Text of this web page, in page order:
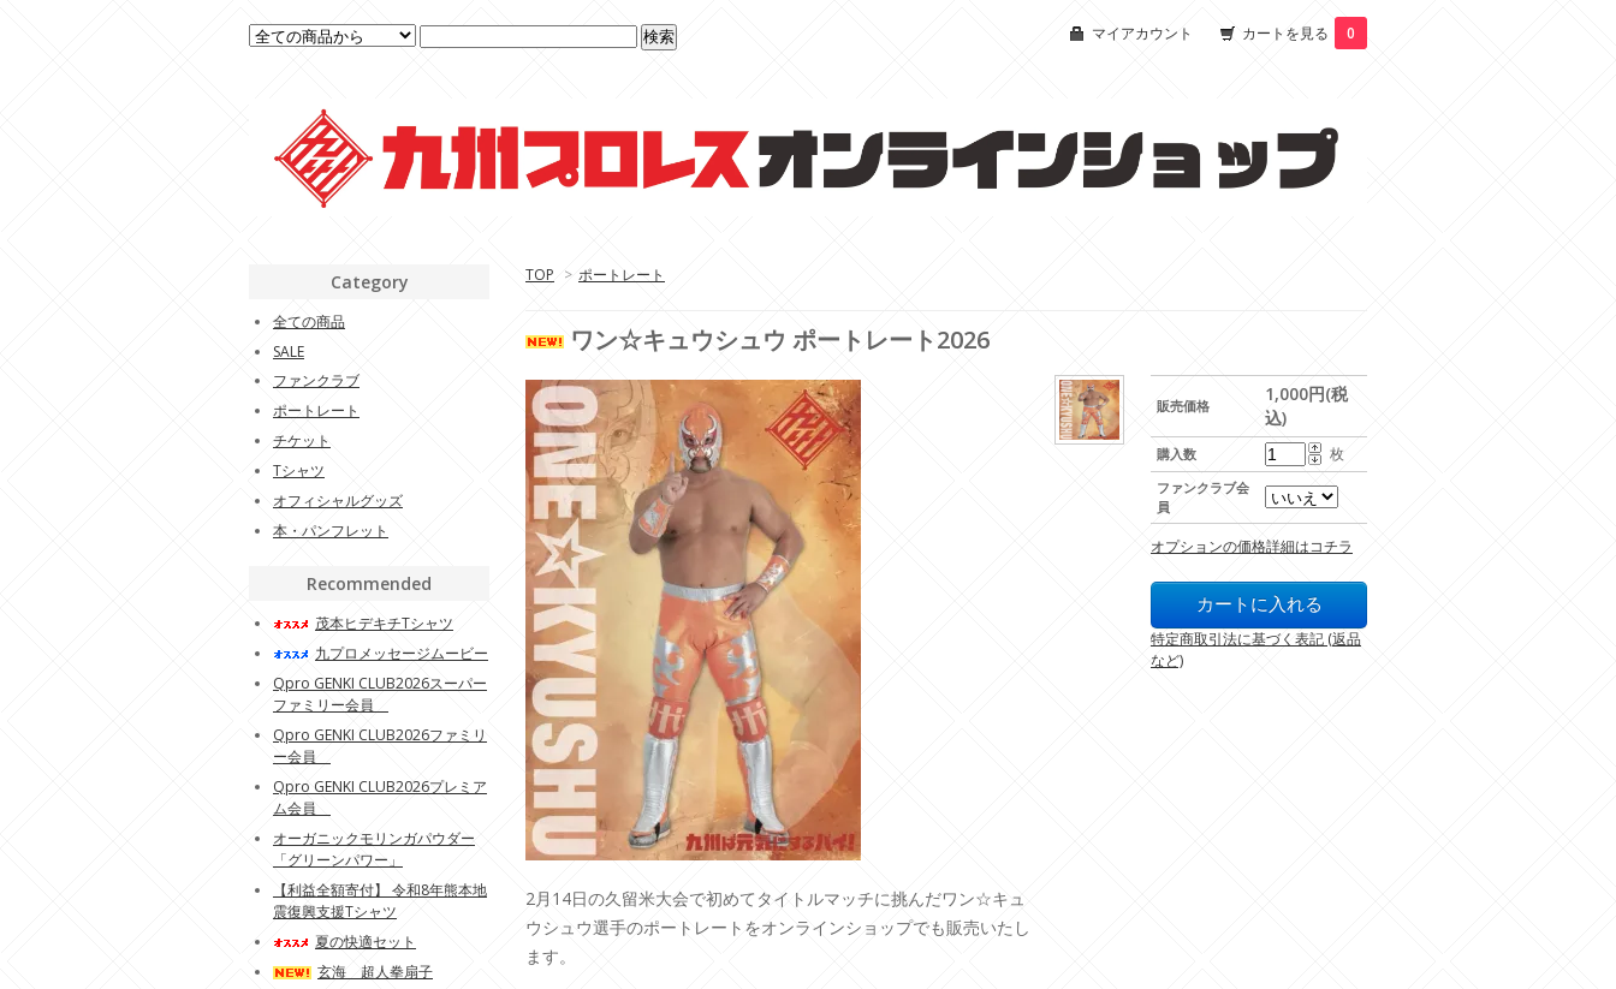
マイアカウント カートを見る 0
TOP > ポートレート
ワン☆キュウシュウ ポートレート2026
販売価格
1,000円(税
込)
購入数 枚
ファンクラブ会
員
オプションの価格詳細はコチラ
特定商取引法に基づく表記 (返品
など)
2月14日の久留米大会で初めてタイトルマッチに挑んだワン☆キュ
ウシュウ選手のポートレートをオンラインショップでも販売いたし
ます。
Category
全ての商品
SALE
ファンクラブ
ポートレート
チケット
Tシャツ
オフィシャルグッズ
本・パンフレット
Recommended
茂本ヒデキチTシャツ
九プロメッセージムービー
Qpro GENKI CLUB2026スーパー
ファミリー会員
Qpro GENKI CLUB2026ファミリ
ー会員
Qpro GENKI CLUB2026プレミア
ム会員
オーガニックモリンガパウダー
「グリーンパワー」
【利益全額寄付】 令和8年熊本地
震復興支援Tシャツ
夏の快適セット
玄海 超人拳扇子